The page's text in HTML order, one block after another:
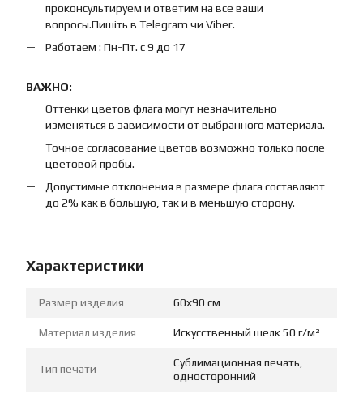
проконсультируем и ответим на все ваши
вопросы.Пишіть в Telegram чи Viber.
Работаем : Пн-Пт. с 9 до 17
ВАЖНО:
Оттенки цветов флага могут незначительно
изменяться в зависимости от выбранного материала.
Точное согласование цветов возможно только после
цветовой пробы.
Допустимые отклонения в размере флага составляют
до 2% как в большую, так и в меньшую сторону.
Характеристики
Размер изделия 60х90 см
Материал изделия Искусственный шелк 50 г/м²
Тип печати
Сублимационная печать,
односторонний